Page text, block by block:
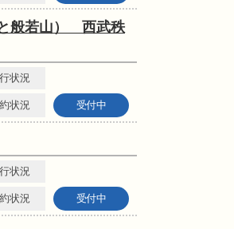
般若山） 西武秩
状況
状況 受付中
状況
状況 受付中